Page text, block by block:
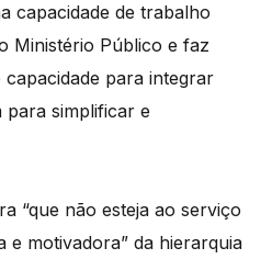
capacidade de trabalho
Ministério Público e faz
para integrar
simplificar e
“que não esteja ao serviço
e motivadora” da hierarquia